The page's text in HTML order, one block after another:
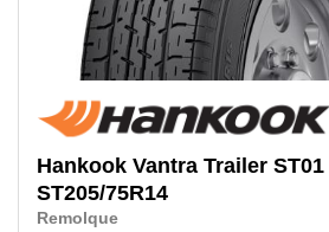
Hankook Vantra Trailer ST01
ST205/75R14
Remolque